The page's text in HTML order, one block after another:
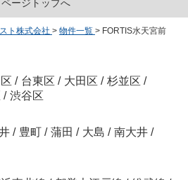
ページトップへ
ト株式会社 > 物件一覧 > FORTIS水天宮前
/ 台東区 / 大田区 / 杉並区 /
/ 渋谷区
/ 豊町 / 蒲田 / 大島 / 南大井 /